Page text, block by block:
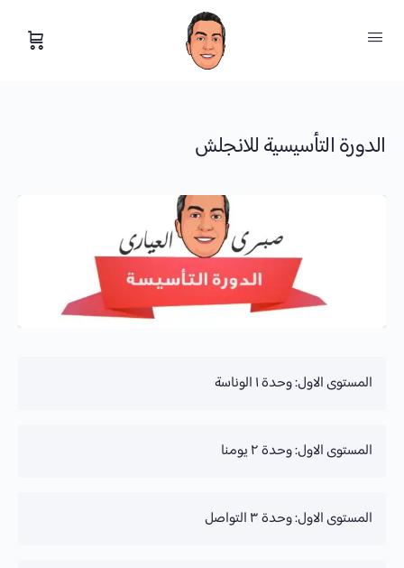
الدورة التأسيسية للانجلش
المستوى الاول: وحدة ١ الوناسة
تقدم الدورة
0% Complete
المستوى الاول: وحدة ٢ يومنا
تقدم الدورة
0% Complete
المستوى الاول: وحدة ٣ التواصل